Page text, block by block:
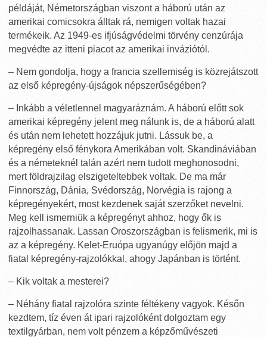
példáját, Németországban viszont a háború után az
amerikai comicsokra álltak rá, nemigen voltak hazai
termékeik. Az 1949-es ifjúságvédelmi törvény cenzúrája
megvédte az itteni piacot az amerikai inváziótól.
– Nem gondolja, hogy a francia szellemiség is közrejátszott
az első képregény-újságok népszerűségében?
– Inkább a véletlennel magyaráznám. A háború előtt sok
amerikai képregény jelent meg nálunk is, de a háború alatt
és után nem lehetett hozzájuk jutni. Lássuk be, a
képregény első fénykora Amerikában volt. Skandináviában
és a németeknél talán azért nem tudott meghonosodni,
mert földrajzilag elszigeteltebbek voltak. De ma már
Finnország, Dánia, Svédország, Norvégia is rajong a
képregényekért, most kezdenek saját szerzőket nevelni.
Meg kell ismerniük a képregényt ahhoz, hogy ők is
rajzolhassanak. Lassan Oroszországban is felismerik, mi is
az a képregény. Kelet-Eruópa ugyanúgy előjön majd a
fiatal képregény-rajzolókkal, ahogy Japánban is történt.
– Kik voltak a mesterei?
– Néhány fiatal rajzolóra szinte féltékeny vagyok. Későn
kezdtem, tíz éven át ipari rajzolóként dolgoztam egy
textilgyárban, nem volt pénzem a képzőművészeti